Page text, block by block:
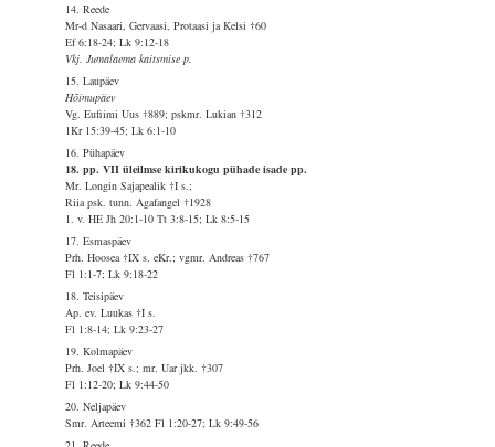
14. Reede
Mr-d Nasaari, Gervaasi, Protaasi ja Kelsi †60
Ef 6:18-24; Lk 9:12-18
Vkj. Jumalaema kaitsmise p.
15. Laupäev
Hõimupäev
Vg. Eufiimi Uus †889; pskmr. Lukian †312
1Kr 15:39-45; Lk 6:1-10
16. Pühapäev
18. pp. VII üleilmse kirikukogu pühade isade pp.
Mr. Longin Sajapealik †I s.;
Riia psk. tunn. Agafangel †1928
1. v. HE Jh 20:1-10 Tt 3:8-15; Lk 8:5-15
17. Esmaspäev
Prh. Hoosea †IX s. eKr.; vgmr. Andreas †767
Fl 1:1-7; Lk 9:18-22
18. Teisipäev
Ap. ev. Luukas †I s.
Fl 1:8-14; Lk 9:23-27
19. Kolmapäev
Prh. Joel †IX s.; mr. Uar jkk. †307
Fl 1:12-20; Lk 9:44-50
20. Neljapäev
Smr. Arteemi †362 Fl 1:20-27; Lk 9:49-56